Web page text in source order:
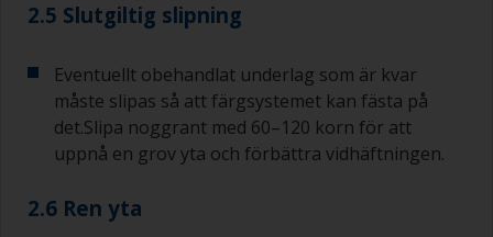
2.5 Slutgiltig slipning
Eventuellt obehandlat underlag som är kvar
måste slipas så att färgsystemet kan fästa på
det.Slipa noggrant med 60–120 korn för att
uppnå en grov yta och förbättra vidhäftningen.
2.6 Ren yta